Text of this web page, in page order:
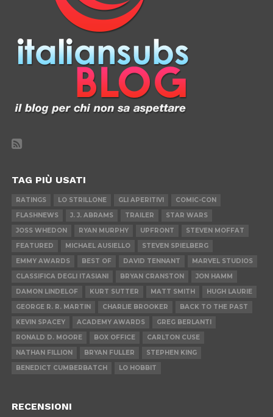
TAG PIÙ USATI
RATINGS LO STRILLONE GLI APERITIVI
COMIC-CON
FLASHNEWS
J. J. ABRAMS TRAILER
STAR WARS
JOSS WHEDON
RYAN MURPHY UPFRONT
STEVEN MOFFAT
FEATURED
MICHAEL AUSIELLO
STEVEN SPIELBERG
EMMY AWARDS
BEST OF DAVID TENNANT
MARVEL STUDIOS
CLASSIFICA DEGLI ITASIANI
BRYAN CRANSTON
JON HAMM
DAMON LINDELOF
KURT SUTTER MATT SMITH
HUGH LAURIE
GEORGE R. R. MARTIN
CHARLIE BROOKER
BACK TO THE PAST
KEVIN SPACEY
ACADEMY AWARDS
GREG BERLANTI
RONALD D. MOORE
BOX OFFICE
CARLTON CUSE
NATHAN FILLION
BRYAN FULLER
STEPHEN KING
BENEDICT CUMBERBATCH
LO HOBBIT
RECENSIONI